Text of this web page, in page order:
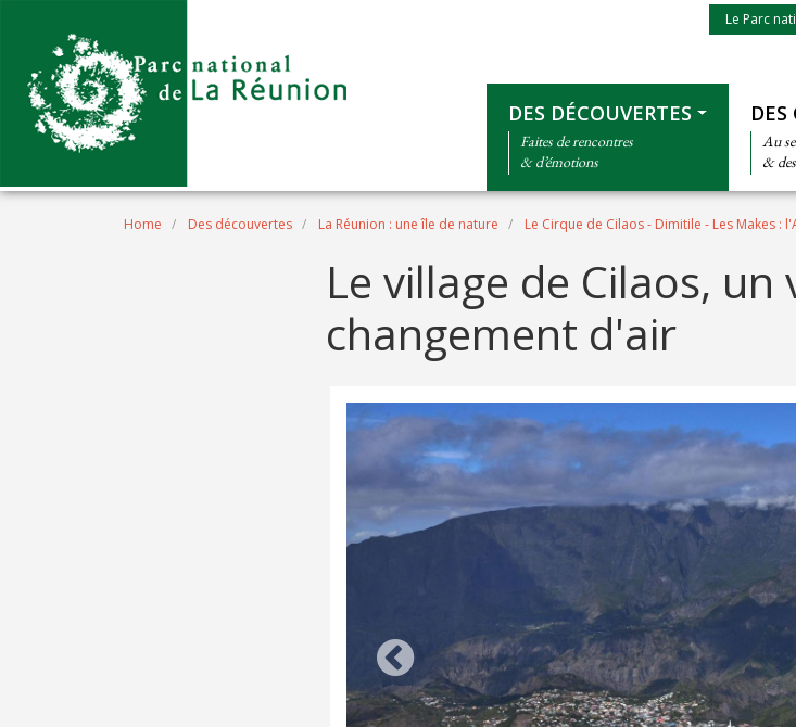
Menu du
Le Parc
DES DÉCOUVERTES
Faites de rencontres
& d’émotions
Au
&
Breadcrumb
Home Des découvertes La Réunion : une île de nature Le Cirque de Cilaos - Dimitile - Les Makes :
Le village de Cilaos, un
changement d'air